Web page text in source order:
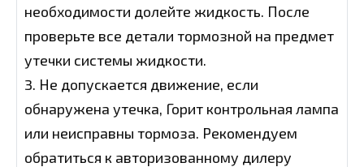
необходимости долейте жидкость. После
проверьте все детали тормозной на предмет
утечки системы жидкости.
3. Не допускается движение, если
обнаружена утечка, Горит контрольная лампа
или неисправны тормоза. Рекомендуем
обратиться к авторизованному дилеру